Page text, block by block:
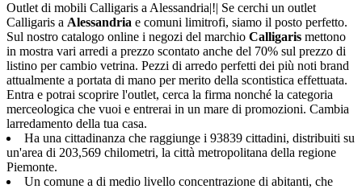
Outlet di mobili Calligaris a Alessandria|!| Se cerchi un outlet
Calligaris a Alessandria e comuni limitrofi, siamo il posto perfetto.
Sul nostro catalogo online i negozi del marchio Calligaris mettono
in mostra vari arredi a prezzo scontato anche del 70% sul prezzo di
listino per cambio vetrina. Pezzi di arredo perfetti dei più noti brand
attualmente a portata di mano per merito della scontistica effettuata.
Entra e potrai scoprire l'outlet, cerca la firma nonché la categoria
merceologica che vuoi e entrerai in un mare di promozioni. Cambia
larredamento della tua casa.
Ha una cittadinanza che raggiunge i 93839 cittadini, distribuiti su
un'area di 203,569 chilometri, la città metropolitana della regione
Piemonte.
Un comune a di medio livello concentrazione di abitanti, che